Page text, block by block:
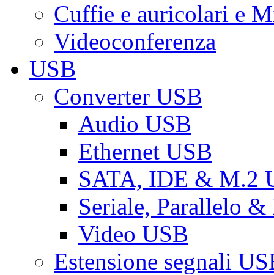
Cuffie e auricolari e
Videoconferenza
USB
Converter USB
Audio USB
Ethernet USB
SATA, IDE & M.2
Seriale, Parallelo &
Video USB
Estensione segnali